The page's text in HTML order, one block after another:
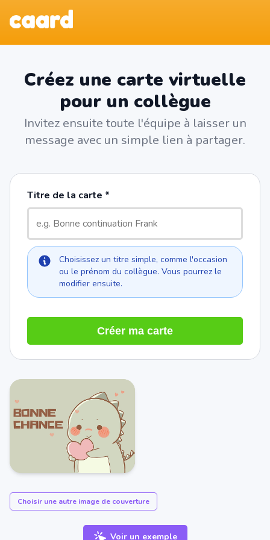
Créez une carte virtuelle
pour un collègue
Invitez ensuite toute l'équipe à laisser un
message avec un simple lien à partager.
Choisir une autre image de couverture
Titre de la carte
Choisissez un titre simple, comme l'occasion
ou le prénom du collègue. Vous pourrez le
modifier ensuite.
Créer ma carte
Voir un exemple